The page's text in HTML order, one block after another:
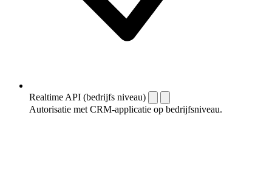
Realtime API (bedrijfs niveau)
Autorisatie met CRM-applicatie op bedrijfsniveau.